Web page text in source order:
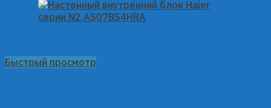
Быстрый просмотр